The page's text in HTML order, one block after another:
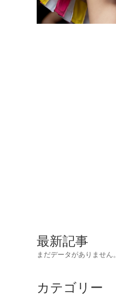
最新記事
まだデータがありません。
カテゴリー